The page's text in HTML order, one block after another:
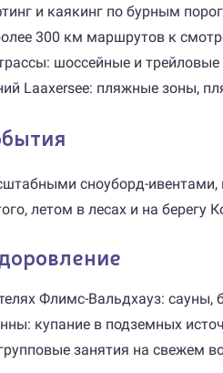
и каякинг по бурным
300 км маршрутов к
шоссейные и
Laaxersee: пляжные зоны,
сноуборд-
летом в лесах и на
Флимс-Вальдхауз: сауны,
купание в подземных
занятия на свежем